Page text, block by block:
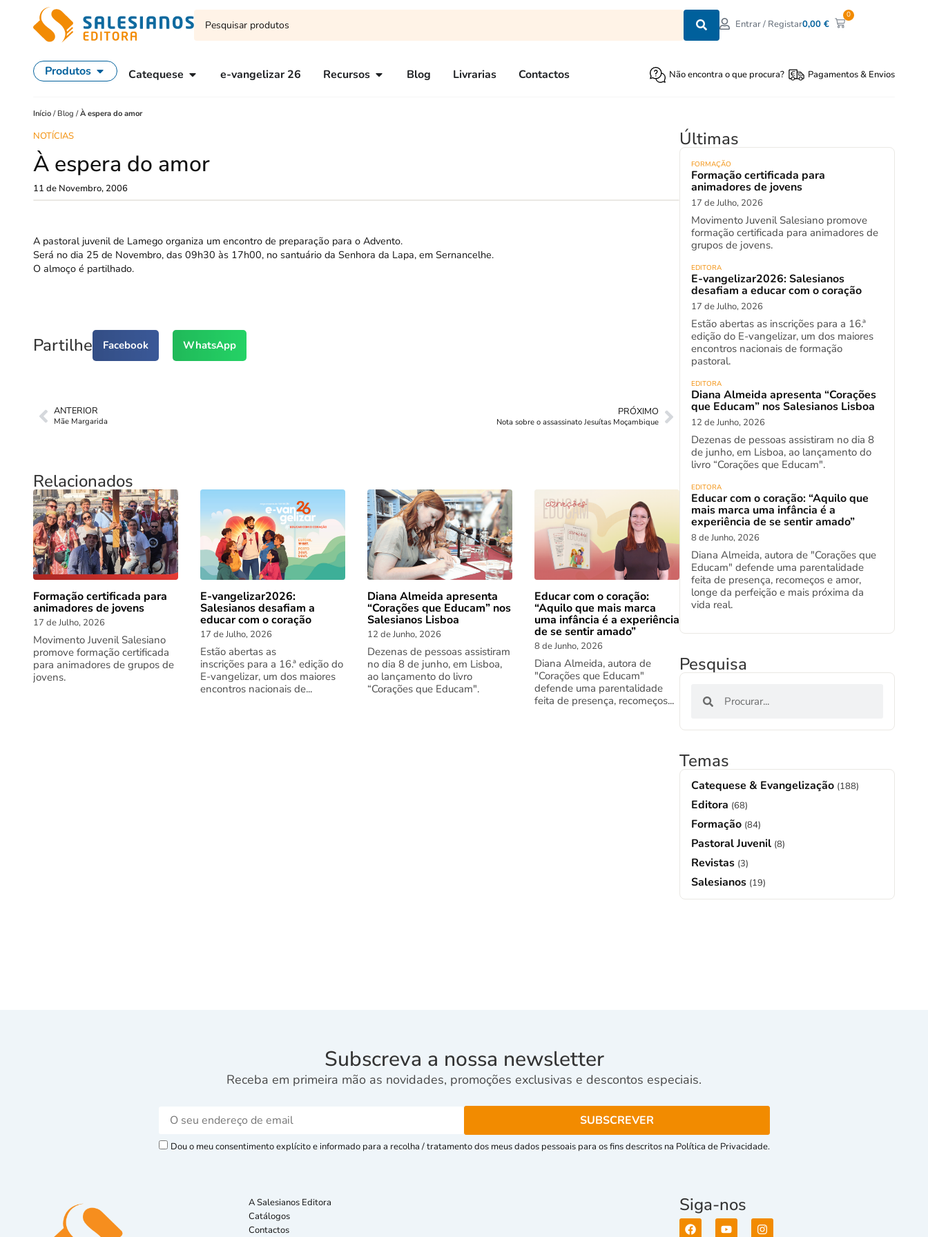
Entrar / Registar0,00€
0
Produtos Catequese e-vangelizar 26 Recursos Blog Livrarias Contactos Não encontra o que procura? Pagamentos & Envios
Início / Blog /À espera do amor
NOTÍCIAS
À espera do amor
11 de Novembro, 2006
A pastoral juvenil de Lamego organiza um encontro de preparação para o Advento.
Será no dia 25 de Novembro, das 09h30 às 17h00, no santuário da Senhora da Lapa, em Sernancelhe.
O almoço é partilhado.
Partilhe Facebook WhatsApp
ANTERIOR
Mãe Margarida
PRÓXIMO
Nota sobre o assassinato Jesuítas Moçambique
Relacionados
Formação certificada para
animadores de jovens
17 de Julho, 2026
Movimento Juvenil Salesiano
promove formação certificada
para animadores de grupos de
jovens.
E-vangelizar2026:
Salesianos desafiam a
educar com o coração
17 de Julho, 2026
Estão abertas as
inscrições para a 16.ª edição do
E-vangelizar, um dos maiores
encontros nacionais de...
Diana Almeida apresenta
“Corações que Educam” nos
Salesianos Lisboa
12 de Junho, 2026
Dezenas de pessoas assistiram
no dia 8 de junho, em Lisboa,
ao lançamento do livro
“Corações que Educam".
Educar com o coração:
“Aquilo que mais marca
uma infância é a experiência
de se sentir amado”
8 de Junho, 2026
Diana Almeida, autora de
"Corações que Educam"
defende uma parentalidade
feita de presença, recomeços...
Últimas
FORMAÇÃO
Formação certificada para
animadores de jovens
17 de Julho, 2026
Movimento Juvenil Salesiano promove
formação certificada para animadores de
grupos de jovens.
EDITORA
E-vangelizar2026: Salesianos
desafiam a educar com o coração
17 de Julho, 2026
Estão abertas as inscrições para a 16.ª
edição do E-vangelizar, um dos maiores
encontros nacionais de formação
pastoral.
EDITORA
Diana Almeida apresenta “Corações
que Educam” nos Salesianos Lisboa
12 de Junho, 2026
Dezenas de pessoas assistiram no dia 8
de junho, em Lisboa, ao lançamento do
livro “Corações que Educam".
EDITORA
Educar com o coração: “Aquilo que
mais marca uma infância é a
experiência de se sentir amado”
8 de Junho, 2026
Diana Almeida, autora de "Corações que
Educam" defende uma parentalidade
feita de presença, recomeços e amor,
longe da perfeição e mais próxima da
vida real.
Pesquisa
Temas
Catequese & Evangelização (188)
Editora (68)
Formação (84)
Pastoral Juvenil (8)
Revistas (3)
Salesianos (19)
Subscreva a nossa newsletter
Receba em primeira mão as novidades, promoções exclusivas e descontos especiais.
Dou o meu consentimento explícito e informado para a recolha / tratamento dos meus dados pessoais para os fins descritos na Política de Privacidade.
A Salesianos Editora
Catálogos
Contactos
Siga-nos